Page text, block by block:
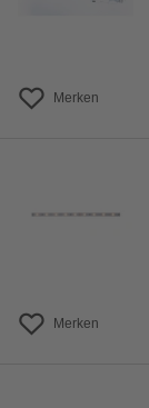
Merken
Merken